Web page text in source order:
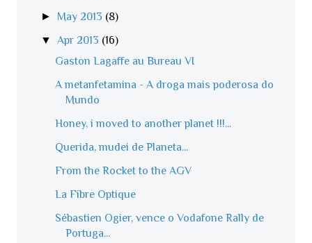
► May 2013 (8)
▼ Apr 2013 (16)
Gaston Lagaffe au Bureau VI
A metanfetamina - A droga mais poderosa do
Mundo
Honey, i moved to another planet !!!...
Querida, mudei de Planeta...
From the Rocket to the AGV
La Fibre Optique
Sébastien Ogier, vence o Vodafone Rally de
Portuga...